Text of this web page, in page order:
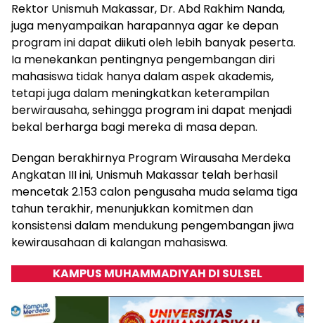
Rektor Unismuh Makassar, Dr. Abd Rakhim Nanda,
juga menyampaikan harapannya agar ke depan
program ini dapat diikuti oleh lebih banyak peserta.
Ia menekankan pentingnya pengembangan diri
mahasiswa tidak hanya dalam aspek akademis,
tetapi juga dalam meningkatkan keterampilan
berwirausaha, sehingga program ini dapat menjadi
bekal berharga bagi mereka di masa depan.
Dengan berakhirnya Program Wirausaha Merdeka
Angkatan III ini, Unismuh Makassar telah berhasil
mencetak 2.153 calon pengusaha muda selama tiga
tahun terakhir, menunjukkan komitmen dan
konsistensi dalam mendukung pengembangan jiwa
kewirausahaan di kalangan mahasiswa.
KAMPUS MUHAMMADIYAH DI SULSEL